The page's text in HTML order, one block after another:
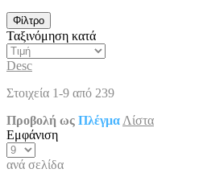
Φίλτρο
Ταξινόμηση κατά
Desc
Στοιχεία 1-9 από 239
Προβολή ως Πλέγμα Λίστα
Εμφάνιση
ανά σελίδα